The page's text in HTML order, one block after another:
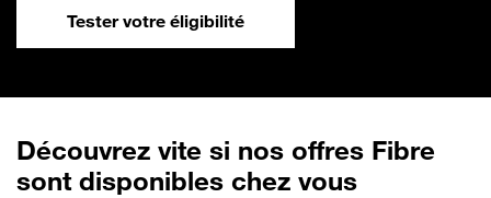
Tester votre éligibilité
Découvrez vite si nos offres Fibre
sont disponibles chez vous